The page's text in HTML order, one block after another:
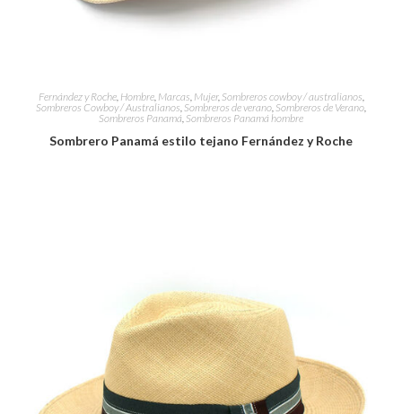
Fernández y Roche, Hombre, Marcas, Mujer, Sombreros cowboy / australianos,
Sombreros Cowboy / Australianos, Sombreros de verano, Sombreros de Verano,
Sombreros Panamá, Sombreros Panamá hombre
Sombrero Panamá estilo tejano Fernández y Roche